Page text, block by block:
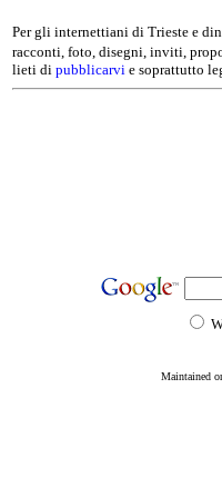
Per gli internettiani di Trieste e
racconti, foto, disegni, inviti,
lieti di pubblicarvi e soprattutto
Maintained